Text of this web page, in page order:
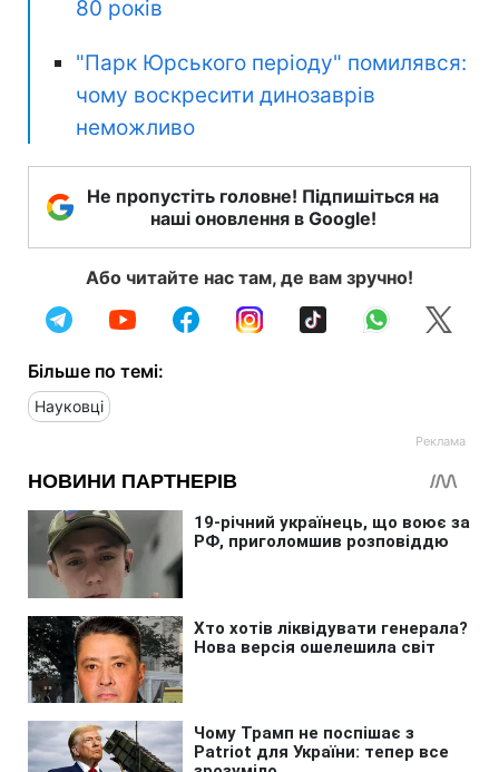
80 років
"Парк Юрського періоду" помилявся:
чому воскресити динозаврів
неможливо
Не пропустіть головне! Підпишіться на
наші оновлення в Google!
Або читайте нас там, де вам зручно!
Більше по темі:
Науковці